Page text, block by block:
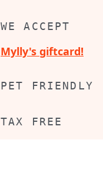
WE ACCEPT
Mylly's giftcard!
PET FRIENDLY
TAX FREE